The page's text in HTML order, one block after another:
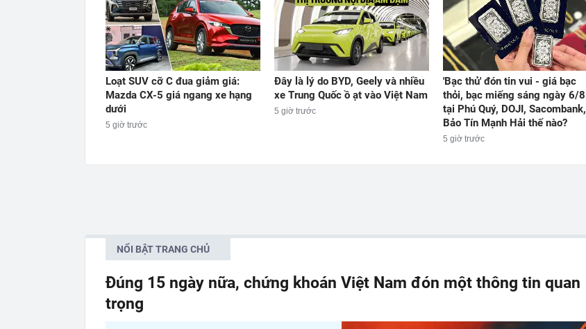
Loạt SUV cỡ C đua giảm giá:
Mazda CX-5 giá ngang xe hạng
dưới
5 giờ trước
Đây là lý do BYD, Geely và nhiều
xe Trung Quốc ồ ạt vào Việt Nam
5 giờ trước
'Bạc thủ' đón tin vui - giá bạc
thỏi, bạc miếng sáng ngày 6/8
tại Phú Quý, DOJI, Sacombank,
Bảo Tín Mạnh Hải thế nào?
5 giờ trước
NỔI BẬT TRANG CHỦ
Đúng 15 ngày nữa, chứng khoán Việt Nam đón một thông tin quan
trọng